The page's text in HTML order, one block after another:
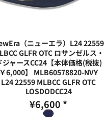
（ニューエラ）L24 22559
GLFR OTC ロサンゼルス・
ジャースCC24【本体価格(税抜)
￥6,000】
MLB60578820-NVY
L24 22559 MLBCC GLFR OTC
LOSDODCC24
¥6,600 *